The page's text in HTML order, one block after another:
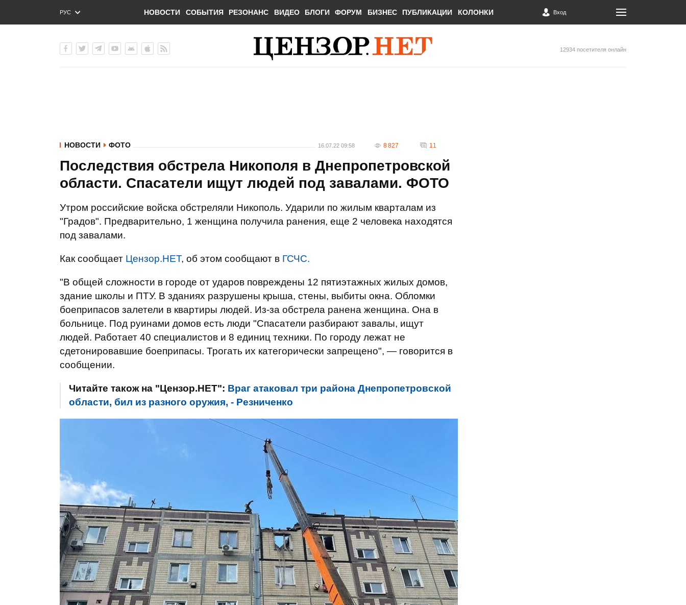
РУС
ENG
НОВОСТИ СОБЫТИЯ РЕЗОНАНС ВИДЕО БЛОГИ ФОРУМ БИЗНЕС ПУБЛИКАЦИИ КОЛОНКИ Вход
12934 посетителя онлайн
НОВОСТИ ФОТО 16.07.22 09:58 8 827 11
Последствия обстрела Никополя в Днепропетровской
области. Спасатели ищут людей под завалами. ФОТО
Утром российские войска обстреляли Никополь. Ударили по жилым кварталам из
"Градов". Предварительно, 1 женщина получила ранения, еще 2 человека находятся
под завалами.
Как сообщает Цензор.НЕТ, об этом сообщают в ГСЧС.
"В общей сложности в городе от ударов повреждены 12 пятиэтажных жилых домов,
здание школы и ПТУ. В зданиях разрушены крыша, стены, выбиты окна. Обломки
боеприпасов залетели в квартиры людей. Из-за обстрела ранена женщина. Она в
больнице. Под руинами домов есть люди "Спасатели разбирают завалы, ищут
людей. Работает 40 специалистов и 8 единиц техники. По городу лежат не
сдетонировавшие боеприпасы. Трогать их категорически запрещено", — говорится в
сообщении.
Читайте також на "Цензор.НЕТ": Враг атаковал три района Днепропетровской
области, бил из разного оружия, - Резниченко